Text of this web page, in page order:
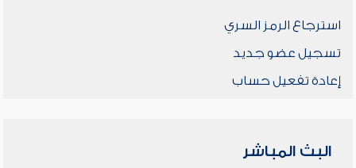
استرجاع الرمز السري
تسجيل عضو جديد
إعادة تفعيل حساب
البث المباشر